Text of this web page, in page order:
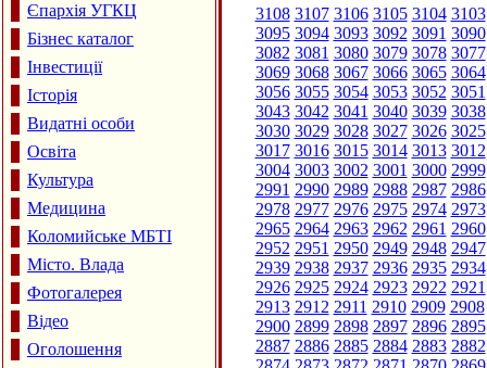
Єпархія УГКЦ
Бізнес каталог
Інвестиції
Історія
Видатні особи
Освіта
Культура
Медицина
Коломийське МБТІ
Місто. Влада
Фотогалерея
Відео
Оголошення
3108 3107 3106 3105 3104 3103
3095 3094 3093 3092 3091 3090
3082 3081 3080 3079 3078 3077
3069 3068 3067 3066 3065 3064
3056 3055 3054 3053 3052 3051
3043 3042 3041 3040 3039 3038
3030 3029 3028 3027 3026 3025
3017 3016 3015 3014 3013 3012
3004 3003 3002 3001 3000 2999
2991 2990 2989 2988 2987 2986
2978 2977 2976 2975 2974 2973
2965 2964 2963 2962 2961 2960
2952 2951 2950 2949 2948 2947
2939 2938 2937 2936 2935 2934
2926 2925 2924 2923 2922 2921
2913 2912 2911 2910 2909 2908
2900 2899 2898 2897 2896 2895
2887 2886 2885 2884 2883 2882